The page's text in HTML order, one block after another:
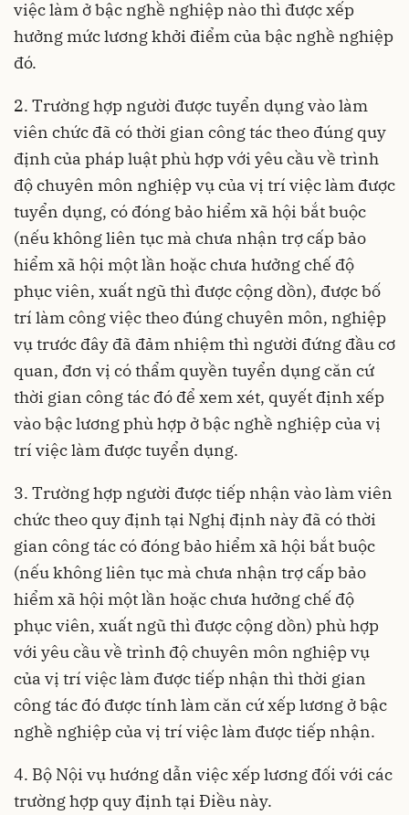
việc làm ở bậc nghề nghiệp nào thì được xếp
hưởng mức lương khởi điểm của bậc nghề nghiệp
đó.
2. Trường hợp người được tuyển dụng vào làm
viên chức đã có thời gian công tác theo đúng quy
định của pháp luật phù hợp với yêu cầu về trình
độ chuyên môn nghiệp vụ của vị trí việc làm được
tuyển dụng, có đóng bảo hiểm xã hội bắt buộc
(nếu không liên tục mà chưa nhận trợ cấp bảo
hiểm xã hội một lần hoặc chưa hưởng chế độ
phục viên, xuất ngũ thì được cộng dồn), được bố
trí làm công việc theo đúng chuyên môn, nghiệp
vụ trước đây đã đảm nhiệm thì người đứng đầu cơ
quan, đơn vị có thẩm quyền tuyển dụng căn cứ
thời gian công tác đó để xem xét, quyết định xếp
vào bậc lương phù hợp ở bậc nghề nghiệp của vị
trí việc làm được tuyển dụng.
3. Trường hợp người được tiếp nhận vào làm viên
chức theo quy định tại Nghị định này đã có thời
gian công tác có đóng bảo hiểm xã hội bắt buộc
(nếu không liên tục mà chưa nhận trợ cấp bảo
hiểm xã hội một lần hoặc chưa hưởng chế độ
phục viên, xuất ngũ thì được cộng dồn) phù hợp
với yêu cầu về trình độ chuyên môn nghiệp vụ
của vị trí việc làm được tiếp nhận thì thời gian
công tác đó được tính làm căn cứ xếp lương ở bậc
nghề nghiệp của vị trí việc làm được tiếp nhận.
4. Bộ Nội vụ hướng dẫn việc xếp lương đối với các
trường hợp quy định tại Điều này.